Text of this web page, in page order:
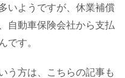
いようですが、休業補償
自動車保険会社から支払
です。
う方は、こちらの記事も